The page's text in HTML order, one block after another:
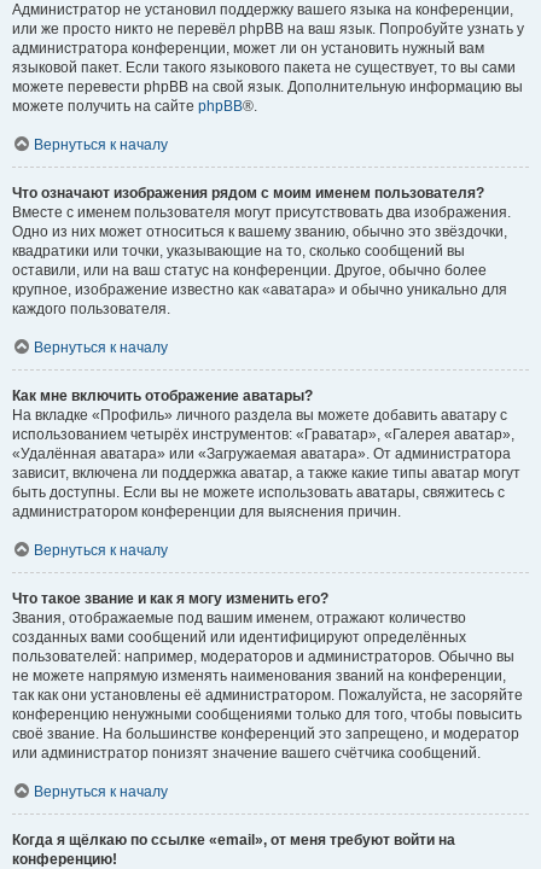
Администратор не установил поддержку вашего языка на конференции,
или же просто никто не перевёл phpBB на ваш язык. Попробуйте узнать у
администратора конференции, может ли он установить нужный вам
языковой пакет. Если такого языкового пакета не существует, то вы сами
можете перевести phpBB на свой язык. Дополнительную информацию вы
можете получить на сайте phpBB®.
Вернуться к началу
Что означают изображения рядом с моим именем пользователя?
Вместе с именем пользователя могут присутствовать два изображения.
Одно из них может относиться к вашему званию, обычно это звёздочки,
квадратики или точки, указывающие на то, сколько сообщений вы
оставили, или на ваш статус на конференции. Другое, обычно более
крупное, изображение известно как «аватара» и обычно уникально для
каждого пользователя.
Вернуться к началу
Как мне включить отображение аватары?
На вкладке «Профиль» личного раздела вы можете добавить аватару с
использованием четырёх инструментов: «Граватар», «Галерея аватар»,
«Удалённая аватара» или «Загружаемая аватара». От администратора
зависит, включена ли поддержка аватар, а также какие типы аватар могут
быть доступны. Если вы не можете использовать аватары, свяжитесь с
администратором конференции для выяснения причин.
Вернуться к началу
Что такое звание и как я могу изменить его?
Звания, отображаемые под вашим именем, отражают количество
созданных вами сообщений или идентифицируют определённых
пользователей: например, модераторов и администраторов. Обычно вы
не можете напрямую изменять наименования званий на конференции,
так как они установлены её администратором. Пожалуйста, не засоряйте
конференцию ненужными сообщениями только для того, чтобы повысить
своё звание. На большинстве конференций это запрещено, и модератор
или администратор понизят значение вашего счётчика сообщений.
Вернуться к началу
Когда я щёлкаю по ссылке «email», от меня требуют войти на
конференцию!